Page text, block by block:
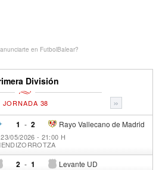
en FutbolBalear?
División
»
JORNADA 38
1 - Rayo Vallecano de Madrid
2
05/2026 - 21:00 H
2 - Levante UD
1